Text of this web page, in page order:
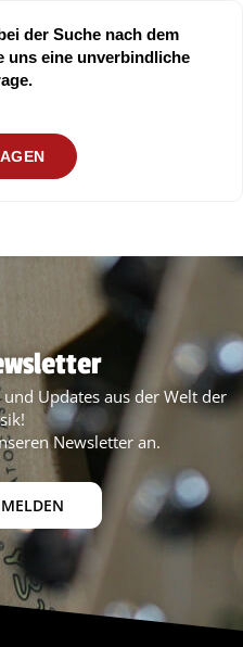
der Suche nach dem
uns eine unverbindliche
Updates aus der Welt der
Newsletter an.